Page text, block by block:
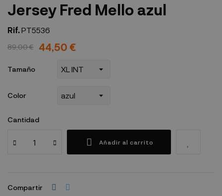
Jersey Fred Mello azul
Rif.PT5536
89,00 € 44,50 €
Tamaño
Color
Cantidad
Añadir al carrito
Compartir